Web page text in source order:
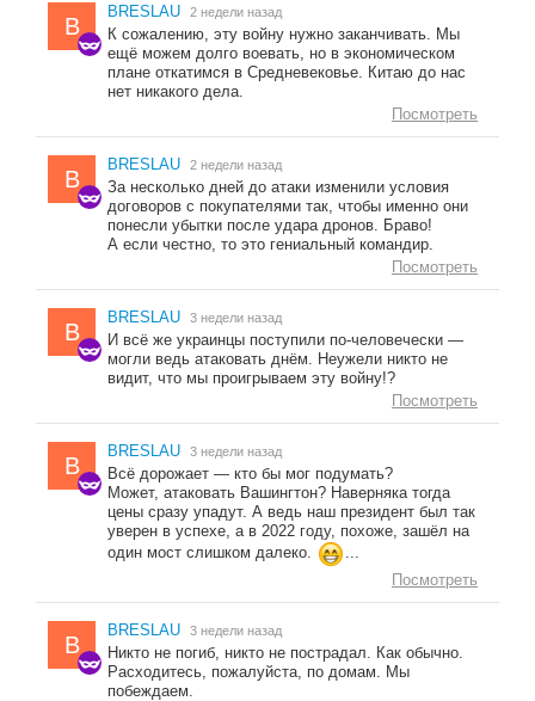
B
BRESLAU 2 недели назад
К сожалению, эту войну нужно заканчивать. Мы
ещё можем долго воевать, но в экономическом
плане откатимся в Средневековье. Китаю до нас
нет никакого дела.
Посмотреть
B
BRESLAU 2 недели назад
За несколько дней до атаки изменили условия
договоров с покупателями так, чтобы именно они
понесли убытки после удара дронов. Браво!
А если честно, то это гениальный командир.
Посмотреть
B
BRESLAU 3 недели назад
И всё же украинцы поступили по-человечески —
могли ведь атаковать днём. Неужели никто не
видит, что мы проигрываем эту войну!?
Посмотреть
B
BRESLAU 3 недели назад
Всё дорожает — кто бы мог подумать?
Может, атаковать Вашингтон? Наверняка тогда
цены сразу упадут. А ведь наш президент был так
уверен в успехе, а в 2022 году, похоже, зашёл на
один мост слишком далеко.
...
Посмотреть
B
BRESLAU 3 недели назад
Никто не погиб, никто не пострадал. Как обычно.
Расходитесь, пожалуйста, по домам. Мы
побеждаем.